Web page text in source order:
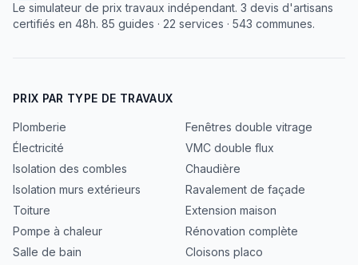
Le simulateur de prix travaux indépendant. 3 devis d'artisans
certifiés en 48h. 85 guides · 22 services · 543 communes.
PRIX PAR TYPE DE TRAVAUX
Plomberie
Électricité
Isolation des combles
Isolation murs extérieurs
Toiture
Pompe à chaleur
Salle de bain
Fenêtres double vitrage
VMC double flux
Chaudière
Ravalement de façade
Extension maison
Rénovation complète
Cloisons placo